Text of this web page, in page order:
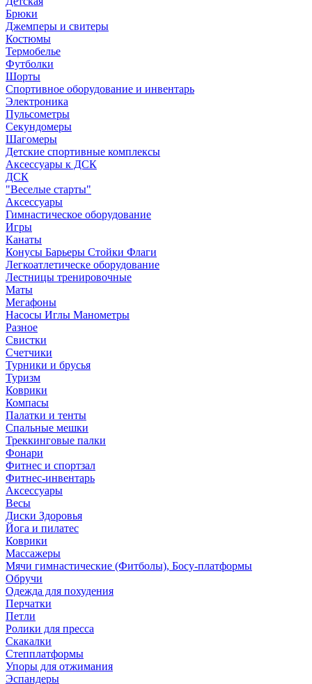
Брюки
Джемперы и свитеры
Костюмы
Термобелье
Футболки
Шорты
Спортивное оборудование и инвентарь
Электроника
Пульсометры
Секундомеры
Шагомеры
Детские спортивные комплексы
Аксессуары к ДСК
ДСК
"Веселые старты"
Аксессуары
Гимнастическое оборудование
Игры
Канаты
Конусы Барьеры Стойки Флаги
Легкоатлетическе оборудование
Лестницы тренировочные
Маты
Мегафоны
Насосы Иглы Манометры
Разное
Свистки
Счетчики
Турники и брусья
Туризм
Коврики
Компасы
Палатки и тенты
Спальные мешки
Треккинговые палки
Фонари
Фитнес и спортзал
Фитнес-инвентарь
Аксессуары
Весы
Диски Здоровья
Йога и пилатес
Коврики
Массажеры
Мячи гимнастические (Фитболы), Босу-платформы
Обручи
Одежда для похудения
Перчатки
Петли
Ролики для пресса
Скакалки
Степплатформы
Упоры для отжимания
Эспандеры